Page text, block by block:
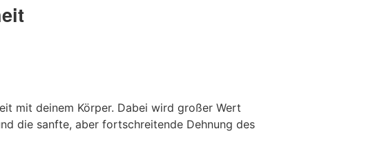
mit deinem Körper. Dabei wird großer Wert
die sanfte, aber fortschreitende Dehnung des